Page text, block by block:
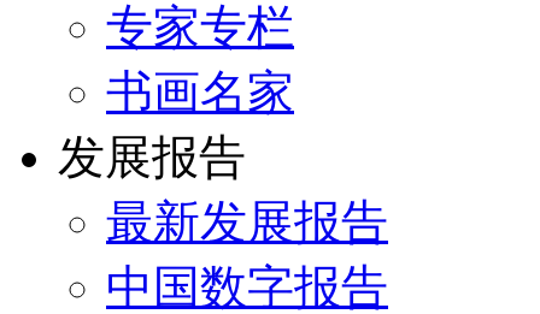
专家专栏
书画名家
发展报告
最新发展报告
中国数字报告